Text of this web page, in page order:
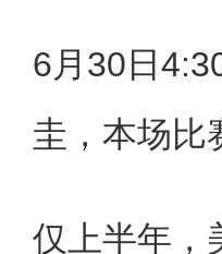
6月30日
圭，本场比
仅上半年，